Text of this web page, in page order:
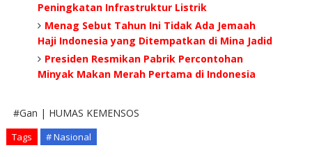
Peningkatan Infrastruktur Listrik
Menag Sebut Tahun Ini Tidak Ada Jemaah
Haji Indonesia yang Ditempatkan di Mina Jadid
Presiden Resmikan Pabrik Percontohan
Minyak Makan Merah Pertama di Indonesia
#Gan | HUMAS KEMENSOS
Tags # Nasional